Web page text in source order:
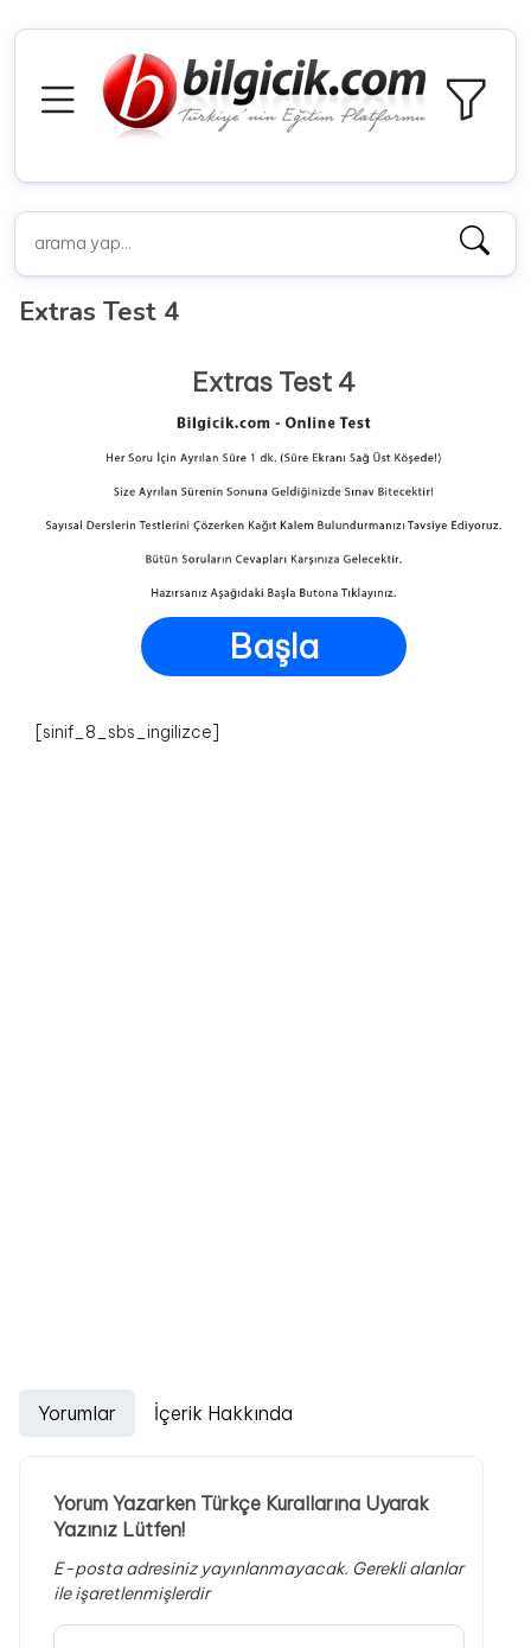
Extras Test 4
Extras Test 4
Başla
[sinif_8_sbs_ingilizce]
Yorumlar İçerik Hakkında
Yorum Yazarken Türkçe Kurallarına Uyarak
Yazınız Lütfen!
E-posta adresiniz yayınlanmayacak. Gerekli alanlar
ile işaretlenmişlerdir